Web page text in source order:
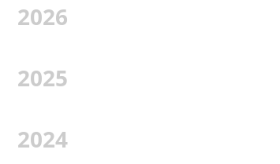
2026
2025
2024